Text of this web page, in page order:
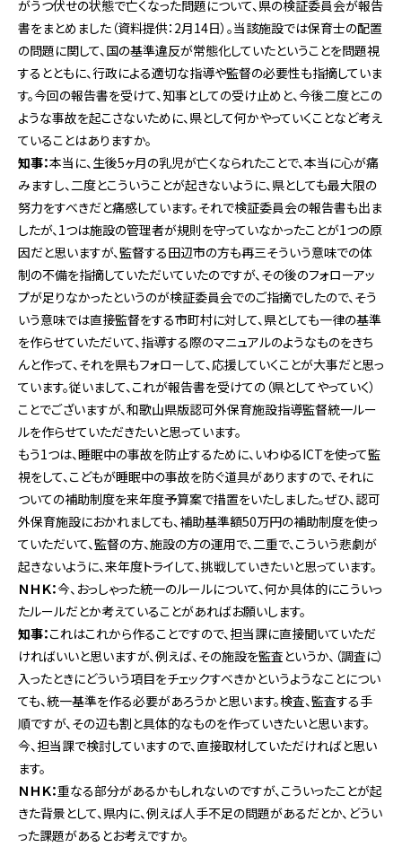
がうつ伏せの状態で亡くなった問題について、県の検証委員会が報告
書をまとめました（資料提供：2月14日）。当該施設では保育士の配置
の問題に関して、国の基準違反が常態化していたということを問題視
するとともに、行政による適切な指導や監督の必要性も指摘していま
す。今回の報告書を受けて、知事としての受け止めと、今後二度とこの
ような事故を起こさないために、県として何かやっていくことなど考え
ていることはありますか。
知事：本当に、生後5ヶ月の乳児が亡くなられたことで、本当に心が痛
みますし、二度とこういうことが起きないように、県としても最大限の
努力をすべきだと痛感しています。それで検証委員会の報告書も出ま
したが、1つは施設の管理者が規則を守っていなかったことが1つの原
因だと思いますが、監督する田辺市の方も再三そういう意味での体
制の不備を指摘していただいていたのですが、その後のフォローアッ
プが足りなかったというのが検証委員会でのご指摘でしたので、そう
いう意味では直接監督をする市町村に対して、県としても一律の基準
を作らせていただいて、指導する際のマニュアルのようなものをきち
んと作って、それを県もフォローして、応援していくことが大事だと思っ
ています。従いまして、これが報告書を受けての（県としてやっていく）
ことでございますが、和歌山県版認可外保育施設指導監督統一ルー
ルを作らせていただきたいと思っています。
もう1つは、睡眠中の事故を防止するために、いわゆるICTを使って監
視をして、こどもが睡眠中の事故を防ぐ道具がありますので、それに
ついての補助制度を来年度予算案で措置をいたしました。ぜひ、認可
外保育施設におかれましても、補助基準額50万円の補助制度を使っ
ていただいて、監督の方、施設の方の運用で、二重で、こういう悲劇が
起きないように、来年度トライして、挑戦していきたいと思っています。
ＮＨＫ：今、おっしゃった統一のルールについて、何か具体的にこういっ
たルールだとか考えていることがあればお願いします。
知事：これはこれから作ることですので、担当課に直接聞いていただ
ければいいと思いますが、例えば、その施設を監査というか、（調査に）
入ったときにどういう項目をチェックすべきかというようなことについ
ても、統一基準を作る必要があろうかと思います。検査、監査する手
順ですが、その辺も割と具体的なものを作っていきたいと思います。
今、担当課で検討していますので、直接取材していただければと思い
ます。
ＮＨＫ：重なる部分があるかもしれないのですが、こういったことが起
きた背景として、県内に、例えば人手不足の問題があるだとか、どうい
った課題があるとお考えですか。